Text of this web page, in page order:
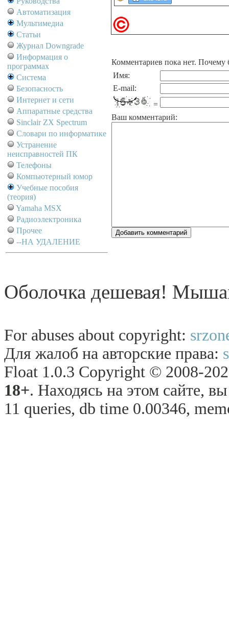
Автоматизация
Мультимедиа
Статьи
Журнал Downgrade
Информация о
программах
Система
Безопасность
Интернет и сети
Аппаратные средства
Sinclair ZX Spectrum
Словари по информатике
Устранение
неисправностей ПК
Телефоны
Компьютерный юмор
Учебные пособия
(теория)
Yamaha MSX
Радиоэлектроника
Прочее
--НА УДАЛЕНИЕ
Комментариев пока нет. Почему
Имя:
E-mail:
=
Ваш комментарий:
Оболочка дешевая!
For abuses about copyright:
Для жалоб на авторские права:
Float 1.0.3 Copyright © 2008-
18+. Находясь на этом сайте,
11 queries, db time 0.00346,